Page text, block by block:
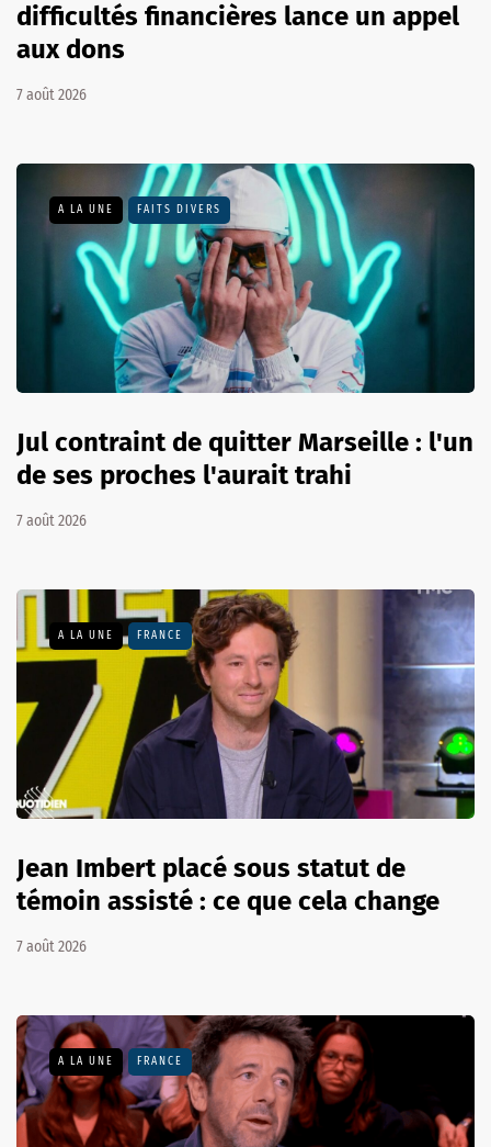
difficultés financières lance un appel
aux dons
7 août 2026
A LA UNE FAITS DIVERS
Jul contraint de quitter Marseille : l'un
de ses proches l'aurait trahi
7 août 2026
A LA UNE FRANCE
Jean Imbert placé sous statut de
témoin assisté : ce que cela change
7 août 2026
A LA UNE FRANCE